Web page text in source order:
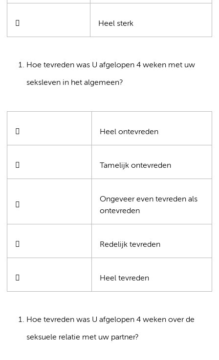
 Heel sterk
Hoe tevreden was U afgelopen 4 weken met uw
seksleven in het algemeen?
 Heel ontevreden
 Tamelijk ontevreden

Ongeveer even tevreden als
ontevreden
 Redelijk tevreden
 Heel tevreden
Hoe tevreden was U afgelopen 4 weken over de
seksuele relatie met uw partner?